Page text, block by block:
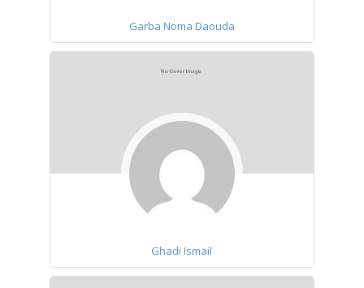
Garba Noma Daouda
Ghadi Ismail